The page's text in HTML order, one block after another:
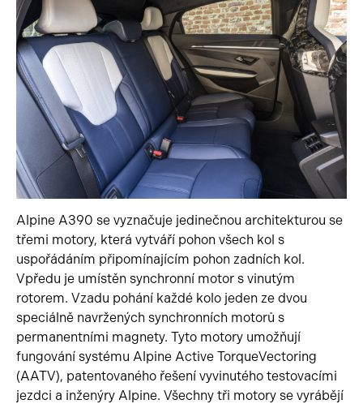
Alpine A390 se vyznačuje jedinečnou architekturou se
třemi motory, která vytváří pohon všech kol s
uspořádáním připomínajícím pohon zadních kol.
Vpředu je umístěn synchronní motor s vinutým
rotorem. Vzadu pohání každé kolo jeden ze dvou
speciálně navržených synchronních motorů s
permanentními magnety. Tyto motory umožňují
fungování systému Alpine Active TorqueVectoring
(AATV), patentovaného řešení vyvinutého testovacími
jezdci a inženýry Alpine. Všechny tři motory se vyrábějí